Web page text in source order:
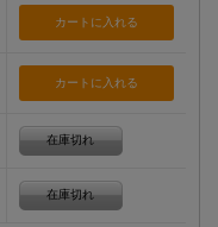
在庫切れ
在庫切れ